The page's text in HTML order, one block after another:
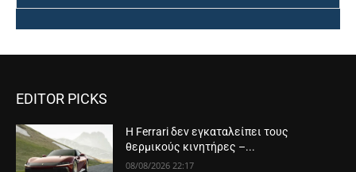
EDITOR PICKS
Η Ferrari δεν εγκαταλείπει τους
θερμικούς κινητήρες –...
08/08/2026 22:17